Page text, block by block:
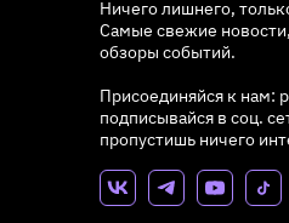
Ничего лишнего,
Самые свежие
обзоры событий.
Присоединяйся к нам:
подписывайся в соц.
пропустишь ничего